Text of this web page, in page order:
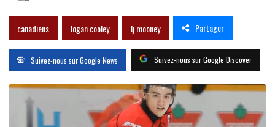
canadiens logan cooley lj mooney Partager
Suivez-nous sur Google News Suivez-nous sur Google Discover